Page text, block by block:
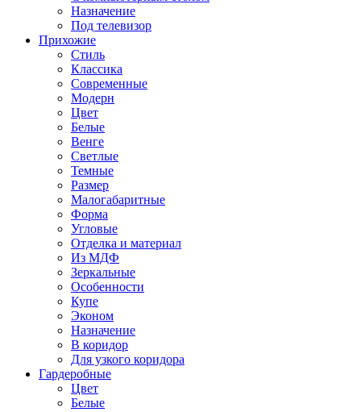
Назначение
Под телевизор
Прихожие
Стиль
Классика
Современные
Модерн
Цвет
Белые
Венге
Светлые
Темные
Размер
Малогабаритные
Форма
Угловые
Отделка и материал
Из МДФ
Зеркальные
Особенности
Купе
Эконом
Назначение
В коридор
Для узкого коридора
Гардеробные
Цвет
Белые